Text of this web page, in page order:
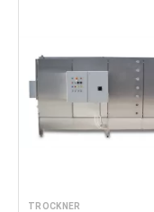
TROCKNER